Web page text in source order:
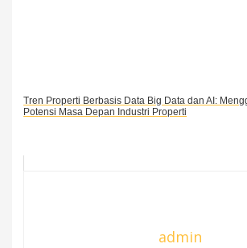
Tren Properti Berbasis Data Big Data dan AI:
Potensi Masa Depan Industri Properti
admin